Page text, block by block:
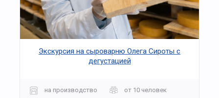
Экскурсия на сыроварню Олега Сироты с
дегустацией
на производство
от 10 человек